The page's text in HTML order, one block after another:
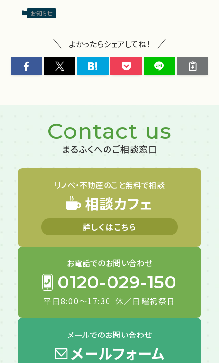
お知らせ
よかったらシェアしてね！
Contact us
まるふくへのご相談窓口
リノベ・不動産のこと無料で相談
相談カフェ
詳しくはこちら
お電話でのお問い合わせ
0120-029-150
平日8:00～17:30 休／日曜祝祭日
メールでのお問い合わせ
メールフォーム